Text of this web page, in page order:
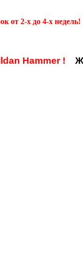
от 2-х до 4-х недель!
Hammer !